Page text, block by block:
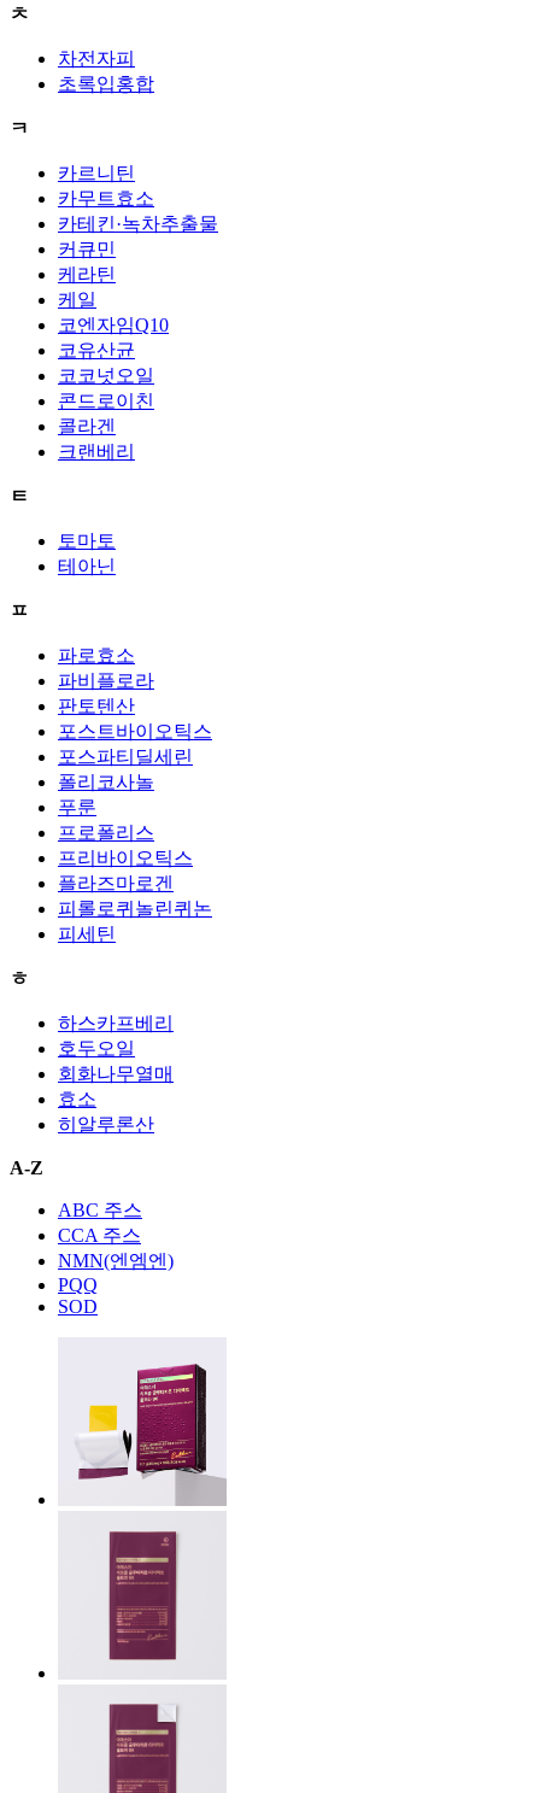
ㅊ
차전자피
초록입홍합
ㅋ
카르니틴
카무트효소
카테킨·녹차추출물
커큐민
케라틴
케일
코엔자임Q10
코유산균
코코넛오일
콘드로이친
콜라겐
크랜베리
ㅌ
토마토
테아닌
ㅍ
파로효소
파비플로라
판토텐산
포스트바이오틱스
포스파티딜세린
폴리코사놀
푸룬
프로폴리스
프리바이오틱스
플라즈마로겐
피롤로퀴놀린퀴논
피세틴
ㅎ
하스카프베리
호두오일
회화나무열매
효소
히알루론산
A-Z
ABC 주스
CCA 주스
NMN(엔엠엔)
PQQ
SOD